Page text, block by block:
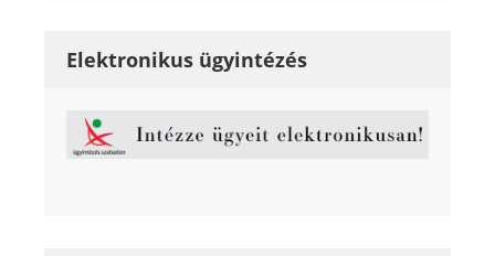
Elektronikus ügyintézés